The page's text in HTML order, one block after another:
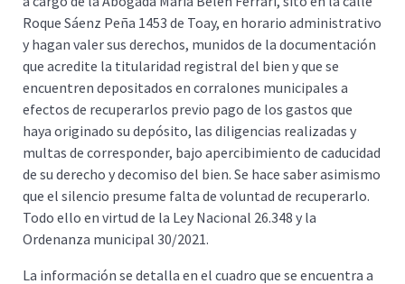
Roque Sáenz Peña 1453 de Toay, en horario administrativo
y hagan valer sus derechos, munidos de la documentación
que acredite la titularidad registral del bien y que se
encuentren depositados en corralones municipales a
efectos de recuperarlos previo pago de los gastos que
haya originado su depósito, las diligencias realizadas y
multas de corresponder, bajo apercibimiento de caducidad
de su derecho y decomiso del bien. Se hace saber asimismo
que el silencio presume falta de voluntad de recuperarlo.
Todo ello en virtud de la Ley Nacional 26.348 y la
Ordenanza municipal 30/2021.
La información se detalla en el cuadro que se encuentra a